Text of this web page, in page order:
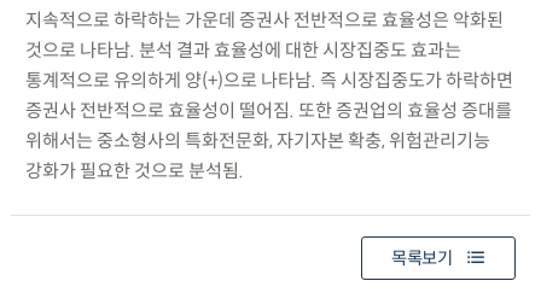
지속적으로 하락하는 가운데 증권사 전반적으로 효율성은 악화된
것으로 나타남. 분석 결과 효율성에 대한 시장집중도 효과는
통계적으로 유의하게 양(+)으로 나타남. 즉 시장집중도가 하락하면
증권사 전반적으로 효율성이 떨어짐. 또한 증권업의 효율성 증대를
위해서는 중소형사의 특화전문화, 자기자본 확충, 위험관리기능
강화가 필요한 것으로 분석됨.
목록보기